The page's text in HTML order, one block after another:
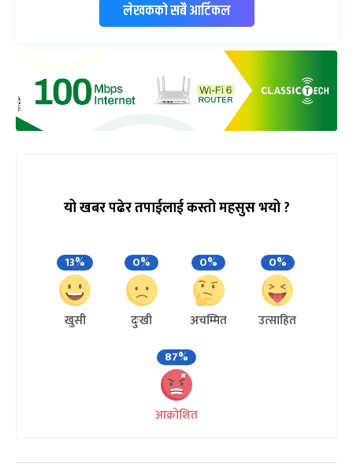
लेखकको सबै आर्टिकल
यो खबर पढेर तपाईलाई कस्तो महसुस भयो ?
13%
खुसी
0%
दुःखी
0%
अचम्मित
0%
उत्साहित
87%
आक्रोशित